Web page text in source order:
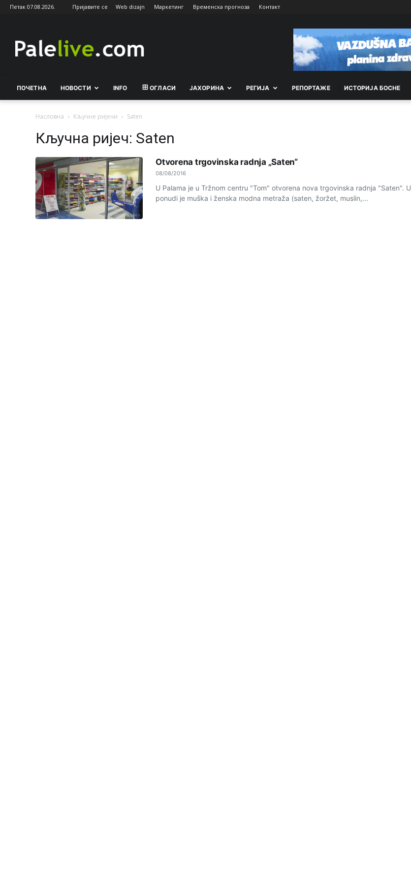
Петак 07.08.2026. Пријавите се Web dizajn Маркетинг Временска прогноза Контакт
ПОЧЕТНА НОВОСТИ INFO ОГЛАСИ ЈАХОРИНА РEГИЈА РEПОРТАЖE ИСТОРИЈА БОСНЕ
Насловна Кључне ријечи Saten
Кључна ријеч: Saten
Otvorena trgovinska radnja „Saten“
08/08/2016
U Palama je u Tržnom centru "Tom" otvorena nova trgovinska radnja "Saten". U
ponudi je muška i ženska modna metraža (saten, žoržet, muslin,...